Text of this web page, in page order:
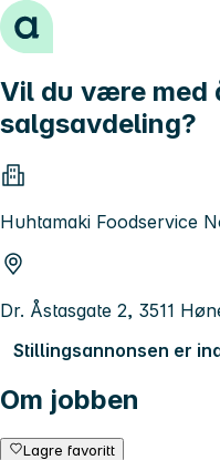
Hopp til innhold
Vil du være med
salgsavdeling?
Huhtamaki Foodservice
Dr. Åstasgate 2, 3511
Stillingsannonsen er
Om jobben
Lagre favoritt